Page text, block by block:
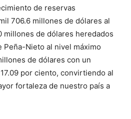
de reservas
706.6 millones de dólares al
millones de dólares heredados
Peña-Nieto al nivel máximo
de dólares con un
por ciento, convirtiendo al
fortaleza de nuestro país a